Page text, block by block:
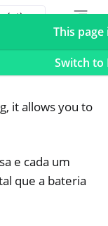
it allows you to
e cada um
que a bateria
This page
Switch to